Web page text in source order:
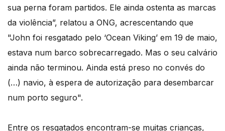
sua perna foram partidos. Ele ainda ostenta as marcas
da violência”, relatou a ONG, acrescentando que
"John foi resgatado pelo ‘Ocean Viking’ em 19 de maio,
estava num barco sobrecarregado. Mas o seu calvário
ainda não terminou. Ainda está preso no convés do
(…) navio, à espera de autorização para desembarcar
num porto seguro".
Entre os resgatados encontram-se muitas crianças,